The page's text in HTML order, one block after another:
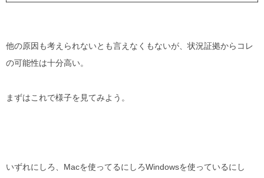
他の原因も考えられないとも言えなくもないが、状況証拠からコレ
の可能性は十分高い。
まずはこれで様子を見てみよう。
いずれにしろ、Macを使ってるにしろWindowsを使っているにし